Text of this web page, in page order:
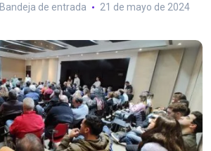
Bandeja de entrada 21 de mayo de 2024